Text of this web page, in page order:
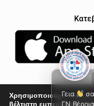
Γεια
ΓΝ
Χρησιμοποιούμε